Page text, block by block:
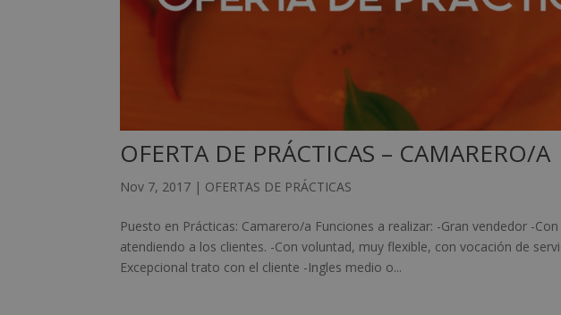
OFERTA DE PRÁCTICAS – CAMARERO/A
Nov 7, 2017 | OFERTAS DE PRÁCTICAS
Puesto en Prácticas: Camarero/a Funciones a realizar: -Gran vendedor -
atendiendo a los clientes. -Con voluntad, muy flexible, con vocación de
Excepcional trato con el cliente -Ingles medio o...